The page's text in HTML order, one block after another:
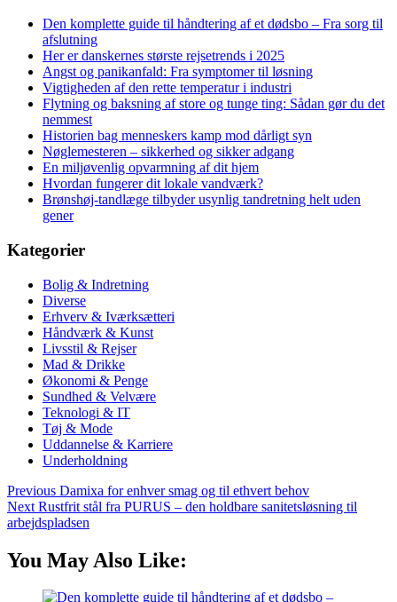
Den komplette guide til håndtering af et dødsbo – Fra sorg til
afslutning
Her er danskernes største rejsetrends i 2025
Angst og panikanfald: Fra symptomer til løsning
Vigtigheden af den rette temperatur i industri
Flytning og baksning af store og tunge ting: Sådan gør du det
nemmest
Historien bag menneskers kamp mod dårligt syn
Nøglemesteren – sikkerhed og sikker adgang
En miljøvenlig opvarmning af dit hjem
Hvordan fungerer dit lokale vandværk?
Brønshøj-tandlæge tilbyder usynlig tandretning helt uden
gener
Kategorier
Bolig & Indretning
Diverse
Erhverv & Iværksætteri
Håndværk & Kunst
Livsstil & Rejser
Mad & Drikke
Økonomi & Penge
Sundhed & Velvære
Teknologi & IT
Tøj & Mode
Uddannelse & Karriere
Underholdning
Previous Damixa for enhver smag og til ethvert behov
Next Rustfrit stål fra PURUS – den holdbare sanitetsløsning til
arbejdspladsen
You May Also Like: